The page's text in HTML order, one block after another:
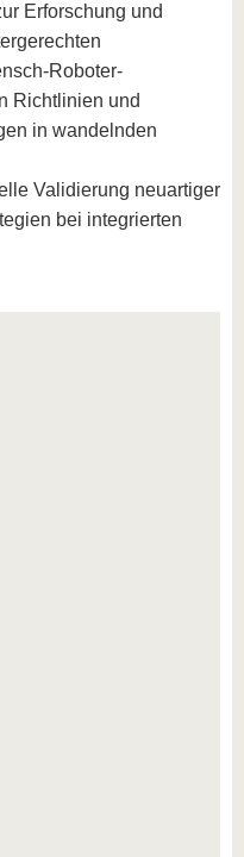
Erforschung und
Roboter-
Richtlinien und
in wandelnden
Validierung neuartiger
bei integrierten